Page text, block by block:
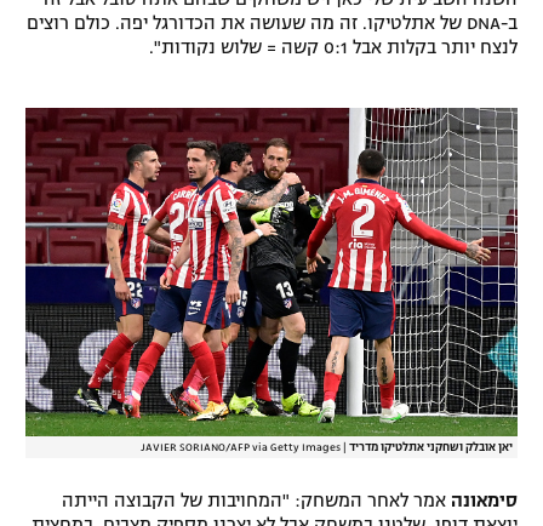
ב-DNA של אתלטיקו. זה מה שעושה את הכדורגל יפה. כולם רוצים
לנצח יותר בקלות אבל 0:1 קשה = שלוש נקודות".
יאן אובלק ושחקני אתלטיקו מדריד JAVIER SORIANO/AFP via Getty Images
סימאונה אמר לאחר המשחק: "המחויבות של הקבוצה הייתה